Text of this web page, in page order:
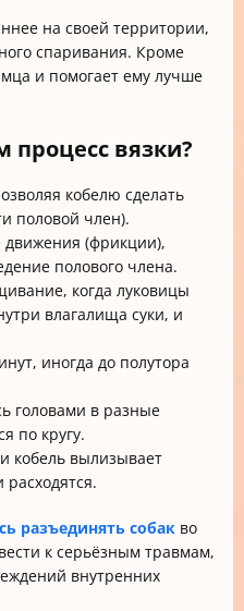
на своей территории,
спаривания. Кроме
и помогает ему лучше
процесс вязки?
кобелю сделать
половой член).
движения (фрикции),
полового члена.
когда луковицы
влагалища суки, и
иногда до полутора
головами в разные
по кругу.
кобель вылизывает
разъединять собак во
к серьёзным травмам,
внутренних